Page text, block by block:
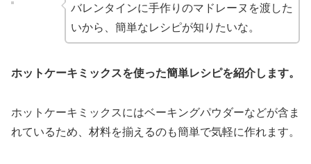
バレンタインに手作りのマドレーヌを渡した
いから、簡単なレシピが知りたいな。
ホットケーキミックスを使った簡単レシピを紹介します。
ホットケーキミックスにはベーキングパウダーなどが含ま
れているため、材料を揃えるのも簡単で気軽に作れます。